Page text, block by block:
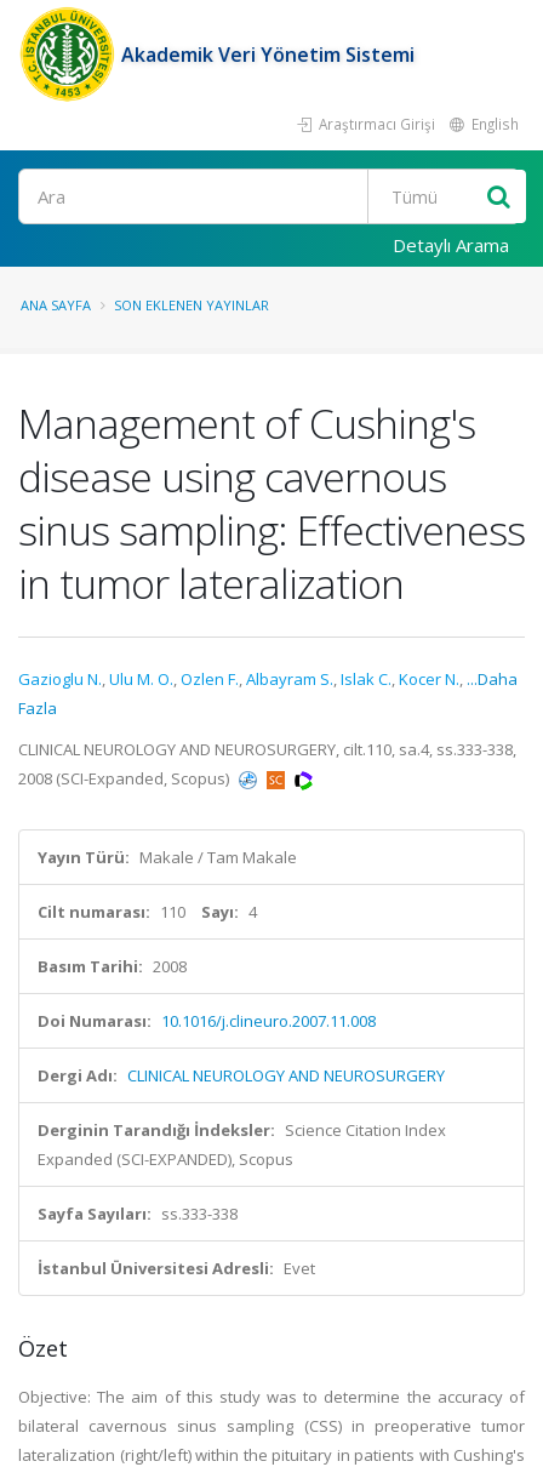
Akademik Veri Yönetim Sistemi
Araştırmacı Girişi English
Ara
Detaylı Arama
ANA SAYFA SON EKLENEN YAYINLAR
Management of Cushing's
disease using cavernous
sinus sampling: Effectiveness
in tumor lateralization
Gazioglu N.,Ulu M. O.,Ozlen F.,Albayram S.,Islak C.,Kocer N., ...Daha
Fazla
CLINICAL NEUROLOGY AND NEUROSURGERY, cilt.110, sa.4, ss.333-338,
2008 (SCI-Expanded, Scopus)
Yayın Türü: Makale / Tam Makale
Cilt numarası: 110 Sayı: 4
Basım Tarihi: 2008
Doi Numarası: 10.1016/j.clineuro.2007.11.008
Dergi Adı: CLINICAL NEUROLOGY AND NEUROSURGERY
Derginin Tarandığı İndeksler: Science Citation Index
Expanded (SCI-EXPANDED), Scopus
Sayfa Sayıları: ss.333-338
İstanbul Üniversitesi Adresli: Evet
Özet
Objective: The aim of this study was to determine the accuracy of
bilateral cavernous sinus sampling (CSS) in preoperative tumor
lateralization (right/left) within the pituitary in patients with Cushing's